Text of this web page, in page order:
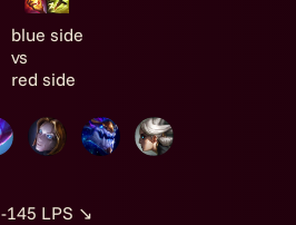
blue side
vs
red side
-145 LPS ↘